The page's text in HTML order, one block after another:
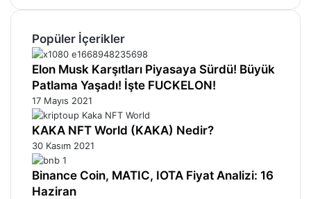
Popüler İçerikler
Elon Musk Karşıtları Piyasaya Sürdü! Büyük
Patlama Yaşadı! İşte FUCKELON!
17 Mayıs 2021
KAKA NFT World (KAKA) Nedir?
30 Kasım 2021
Binance Coin, MATIC, IOTA Fiyat Analizi: 16
Haziran